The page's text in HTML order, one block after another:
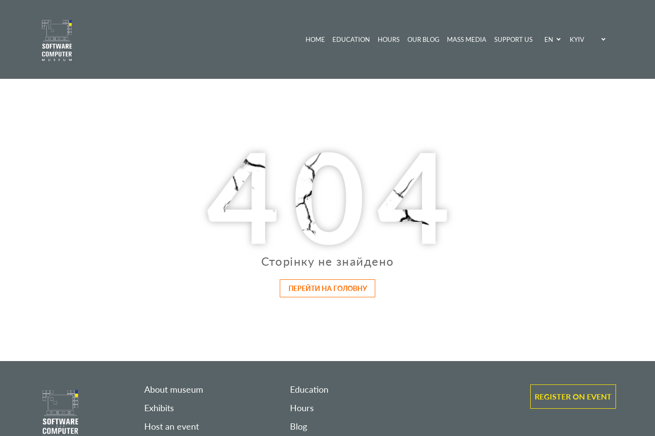
HOME EDUCATION HOURS OUR BLOG MASS MEDIA
SUPPORT US
EN
KYIV
Сторінку не знайдено
ПЕРЕЙТИ НА ГОЛОВНУ
About museum
Exhibits
Host an event
Education
Hours
Blog
REGISTER ON EVENT